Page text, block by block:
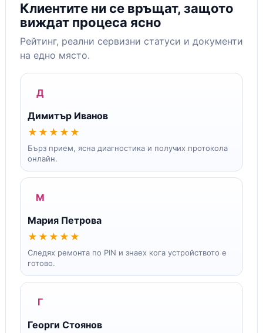
Клиентите ни се връщат, защото
виждат процеса ясно
Рейтинг, реални сервизни статуси и документи
на едно място.
Д
Димитър Иванов
★★★★★
Бърз прием, ясна диагностика и получих протокола
онлайн.
М
Мария Петрова
★★★★★
Следях ремонта по PIN и знаех кога устройството е
готово.
Г
Георги Стоянов